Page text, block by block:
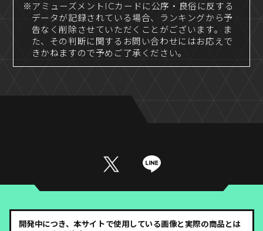
※アミューズメントICカードに公序・良俗に反する
データが記録されている場合、ランキングから予
告なく削除させていただくことがございます。ま
た、その判断に関するお問い合わせにはお応えで
きかねますので予めご了承ください。
開発中につき、本サイトで使用している画像と実際の商品とは